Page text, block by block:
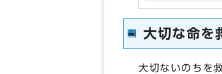
大切な命を
大切ないのちを